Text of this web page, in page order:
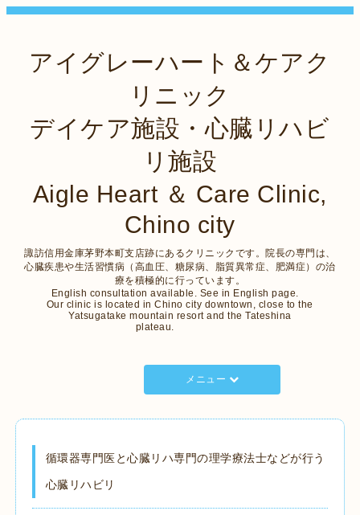
アイグレーハート＆ケアク
リニック
デイケア施設・心臓リハビ
リ施設
Aigle Heart ＆ Care Clinic,
Chino city
諏訪信用金庫茅野本町支店跡にあるクリニックです。院長の専門は、
心臓疾患や生活習慣病（高血圧、糖尿病、脂質異常症、肥満症）の治
療を積極的に行っています。
English consultation available. See in English page.
Our clinic is located in Chino city downtown, close to the
Yatsugatake mountain resort and the Tateshina
plateau.
メニュー
循環器専門医と心臓リハ専門の理学療法士などが行う
心臓リハビリ